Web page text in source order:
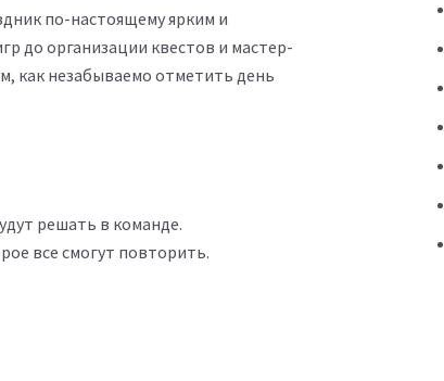
по-настоящему ярким и
до организации квестов и мастер-
как незабываемо отметить день
решать в команде.
все смогут повторить.